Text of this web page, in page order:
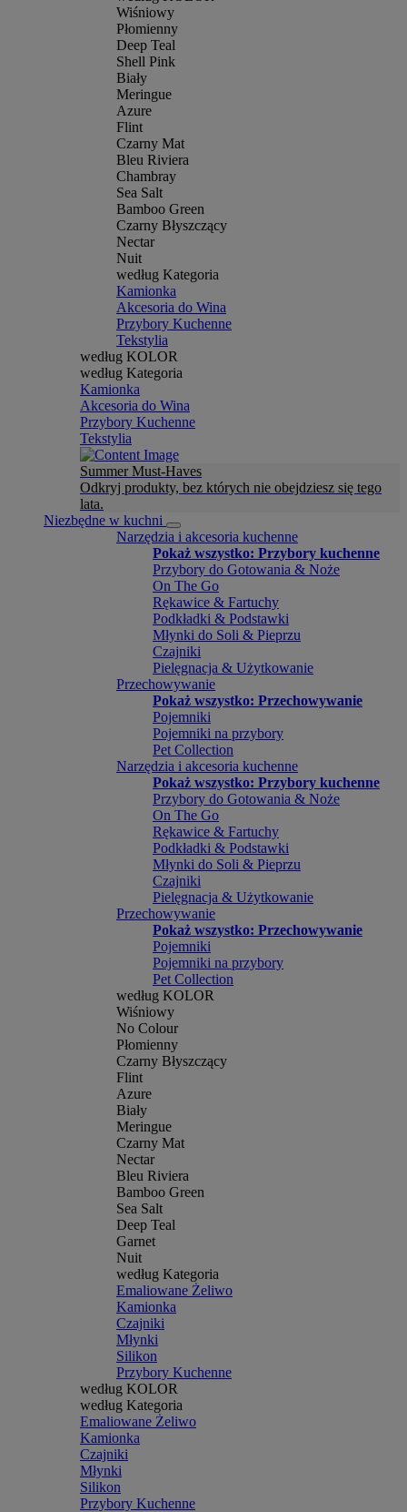
Wiśniowy
Płomienny
Deep Teal
Shell Pink
Biały
Meringue
Azure
Flint
Czarny Mat
Bleu Riviera
Chambray
Sea Salt
Bamboo Green
Czarny Błyszczący
Nectar
Nuit
według Kategoria
Kamionka
Akcesoria do Wina
Przybory Kuchenne
Tekstylia
według KOLOR
według Kategoria
Kamionka
Akcesoria do Wina
Przybory Kuchenne
Tekstylia
Summer Must-Haves
Odkryj produkty, bez których nie obejdziesz się tego
lata.
Niezbędne w kuchni
Narzędzia i akcesoria kuchenne
Pokaż wszystko: Przybory kuchenne
Przybory do Gotowania & Noże
On The Go
Rękawice & Fartuchy
Podkładki & Podstawki
Młynki do Soli & Pieprzu
Czajniki
Pielęgnacja & Użytkowanie
Przechowywanie
Pokaż wszystko: Przechowywanie
Pojemniki
Pojemniki na przybory
Pet Collection
Narzędzia i akcesoria kuchenne
Pokaż wszystko: Przybory kuchenne
Przybory do Gotowania & Noże
On The Go
Rękawice & Fartuchy
Podkładki & Podstawki
Młynki do Soli & Pieprzu
Czajniki
Pielęgnacja & Użytkowanie
Przechowywanie
Pokaż wszystko: Przechowywanie
Pojemniki
Pojemniki na przybory
Pet Collection
według KOLOR
Wiśniowy
No Colour
Płomienny
Czarny Błyszczący
Flint
Azure
Biały
Meringue
Czarny Mat
Nectar
Bleu Riviera
Bamboo Green
Sea Salt
Deep Teal
Garnet
Nuit
według Kategoria
Emaliowane Żeliwo
Kamionka
Czajniki
Młynki
Silikon
Przybory Kuchenne
według KOLOR
według Kategoria
Emaliowane Żeliwo
Kamionka
Czajniki
Młynki
Silikon
Przybory Kuchenne